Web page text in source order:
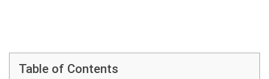
Table of Contents